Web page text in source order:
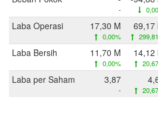
-
Laba Operasi 17,30 M
0,00%
69,17
Laba Bersih 11,70 M
0,00%
14,12
Laba per Saham 3,87
-